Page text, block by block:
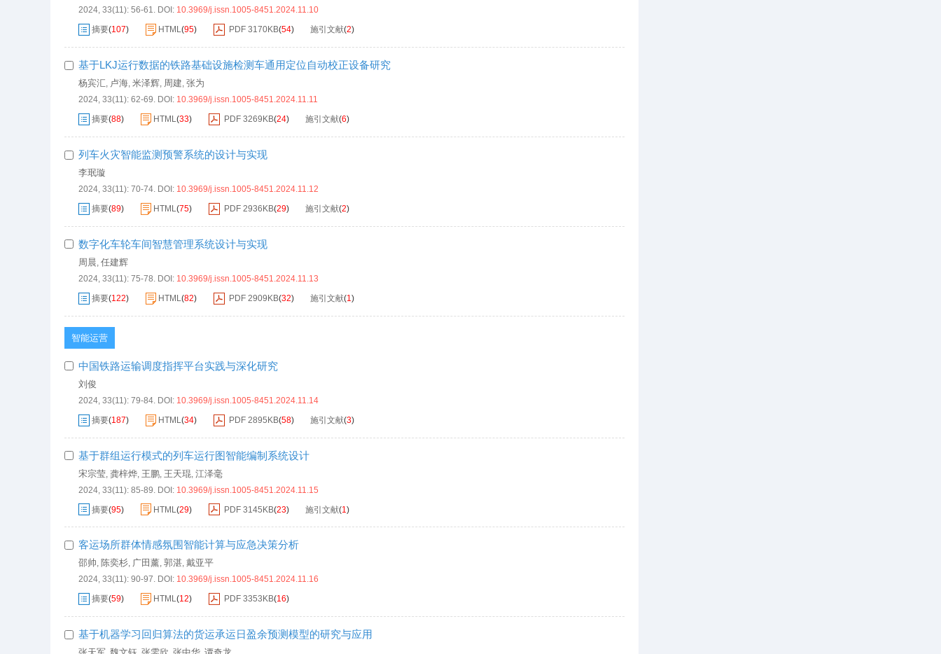
2024, 33(11): 56-61. DOI: 10.3969/j.issn.1005-8451.2024.11.10
摘要(107) HTML(95) PDF 3170KB(54) 施引文献(2)
基于LKJ运行数据的铁路基础设施检测车通用定位自动校正设备研究
杨宾汇, 卢海, 米泽辉, 周建, 张为
2024, 33(11): 62-69. DOI: 10.3969/j.issn.1005-8451.2024.11.11
摘要(88) HTML(33) PDF 3269KB(24) 施引文献(6)
列车火灾智能监测预警系统的设计与实现
李珉璇
2024, 33(11): 70-74. DOI: 10.3969/j.issn.1005-8451.2024.11.12
摘要(89) HTML(75) PDF 2936KB(29) 施引文献(2)
数字化车轮车间智慧管理系统设计与实现
周晨, 任建辉
2024, 33(11): 75-78. DOI: 10.3969/j.issn.1005-8451.2024.11.13
摘要(122) HTML(82) PDF 2909KB(32) 施引文献(1)
智能运营
中国铁路运输调度指挥平台实践与深化研究
刘俊
2024, 33(11): 79-84. DOI: 10.3969/j.issn.1005-8451.2024.11.14
摘要(187) HTML (34) PDF 2895KB(58) 施引文献(3)
基于群组运行模式的列车运行图智能编制系统设计
宋宗莹 龚梓烨 王鹏 王天琨 江泽毫
2024, 33(11): 85-89. DOI: 10.3969/j.issn.1005-8451.2024.11.15
摘要(95) HTML (29) PDF 3145KB(23) 施引文献(1 )
客运场所群体情感氛围智能计算与应急决策分析
邵帅, 陈奕杉, 广田薰, 郭湛, 戴亚平
2024, 33(11): 90-97. DOI: 10.3969/j.issn.1005-8451.2024.11.16
摘要(59) HTML(12) PDF 3353KB(16)
基于机器学习回归算法的货运承运日盈余预测模型的研究与应用